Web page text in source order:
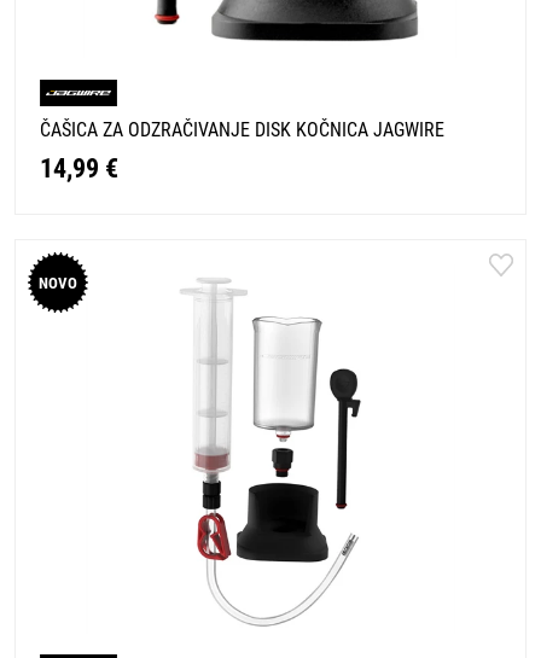
ČAŠICA ZA ODZRAČIVANJE DISK KOČNICA JAGWIRE
14,99 €
NOVO